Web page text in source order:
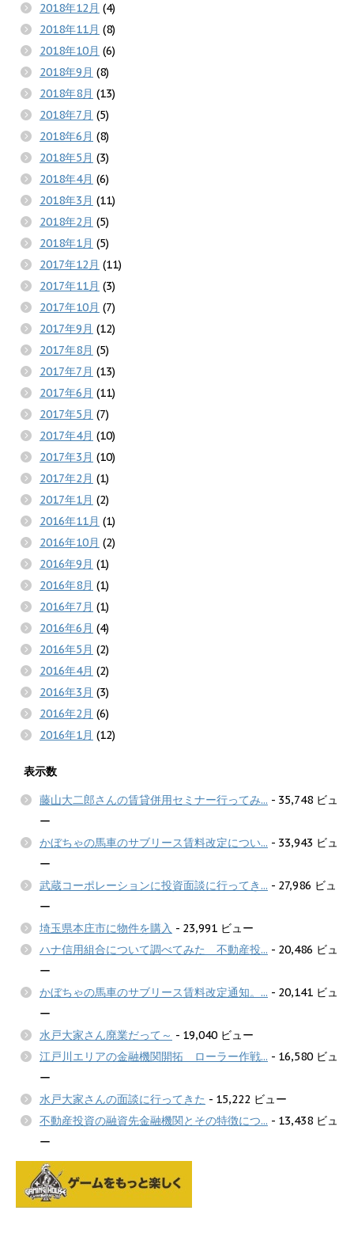
2018年12月 (4)
2018年11月 (8)
2018年10月 (6)
2018年9月 (8)
2018年8月 (13)
2018年7月 (5)
2018年6月 (8)
2018年5月 (3)
2018年4月 (6)
2018年3月 (11)
2018年2月 (5)
2018年1月 (5)
2017年12月 (11)
2017年11月 (3)
2017年10月 (7)
2017年9月 (12)
2017年8月 (5)
2017年7月 (13)
2017年6月 (11)
2017年5月 (7)
2017年4月 (10)
2017年3月 (10)
2017年2月 (1)
2017年1月 (2)
2016年11月 (1)
2016年10月 (2)
2016年9月 (1)
2016年8月 (1)
2016年7月 (1)
2016年6月 (4)
2016年5月 (2)
2016年4月 (2)
2016年3月 (3)
2016年2月 (6)
2016年1月 (12)
表示数
藤山大二郎さんの賃貸併用セミナー行ってみ... - 35,748 ビュ
ー
かぼちゃの馬車のサブリース賃料改定につい... - 33,943 ビュ
ー
武蔵コーポレーションに投資面談に行ってき... - 27,986 ビュ
ー
埼玉県本庄市に物件を購入 - 23,991 ビュー
ハナ信用組合について調べてみた 不動産投... - 20,486 ビュ
ー
かぼちゃの馬車のサブリース賃料改定通知。... - 20,141 ビュ
ー
水戸大家さん廃業だって～ - 19,040 ビュー
江戸川エリアの金融機関開拓 ローラー作戦... - 16,580 ビュ
ー
水戸大家さんの面談に行ってきた - 15,222 ビュー
不動産投資の融資先金融機関とその特徴につ... - 13,438 ビュ
ー